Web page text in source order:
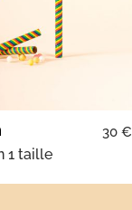
30 €
1 taille